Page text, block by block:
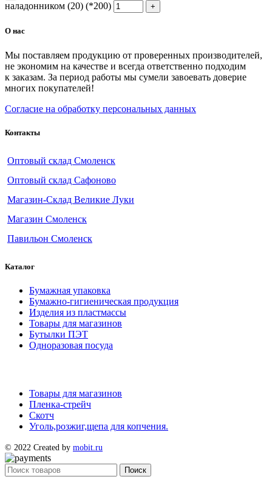
наладонником (20) (*200)
О нас
Мы поставляем продукцию от проверенных производителей,
не экономим на качестве и всегда ответственно подходим
к заказам. За период работы мы сумели завоевать доверие
многих покупателей!
Согласие на обработку персональных данных
Контакты
Оптовый склад Смоленск
Оптовый склад Сафоново
Магазин-Склад Великие Луки
Магазин Смоленск
Павильон Смоленск
Каталог
Бумажная упаковка
Бумажно-гигиеническая продукция
Изделия из пластмассы
Товары для магазинов
Бутылки ПЭТ
Одноразовая посуда
Товары для магазинов
Пленка-стрейч
Скотч
Уголь,розжиг,щепа для копчения.
© 2022 Created by mobit.ru
Поиск